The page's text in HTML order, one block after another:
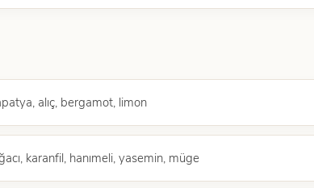
alıç, bergamot, limon
karanfil, hanımeli, yasemin, müge